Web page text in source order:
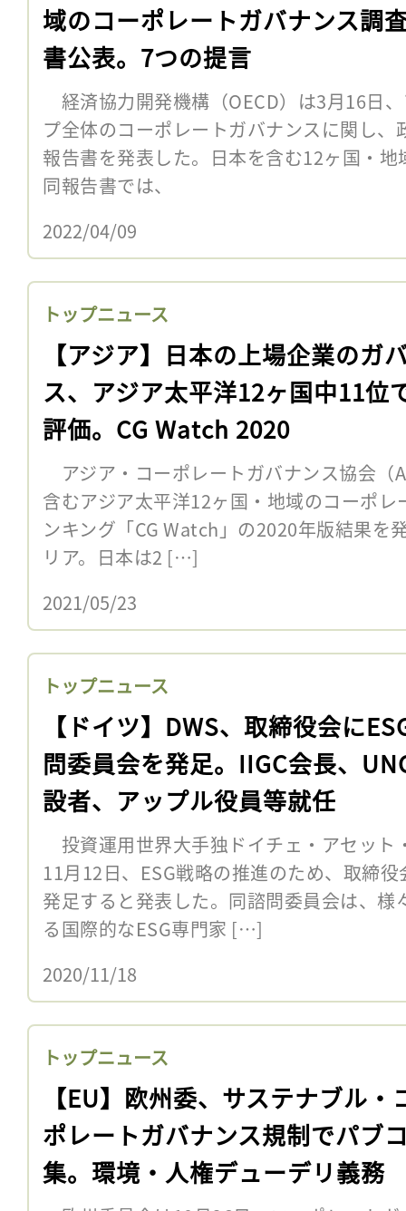
域のコーポレートガバナンス調
書公表。7つの提言
経済協力開発機構（OECD）は3月16日
プ全体のコーポレートガバナンスに関し
報告書を発表した。日本を含む12ヶ国・
同報告書では、
2022/04/09
トップニュース
【アジア】日本の上場企業のガ
ス、アジア太平洋12ヶ国中11位
評価。CG Watch 2020
アジア・コーポレートガバナンス協会（
含むアジア太平洋12ヶ国・地域のコーポ
ンキング「CG Watch」の2020年版結果を
リア。日本は2 […]
2021/05/23
トップニュース
【ドイツ】DWS、取締役会に
問委員会を発足。IIGC会長、
設者、アップル役員等就任
投資運用世界大手独ドイチェ・アセット
11月12日、ESG戦略の推進のため、取締
発足すると発表した。同諮問委員会は、
る国際的なESG専門家 […]
2020/11/18
トップニュース
【EU】欧州委、サステナブル・
ポレートガバナンス規制でパブ
集。環境・人権デューデリ義務